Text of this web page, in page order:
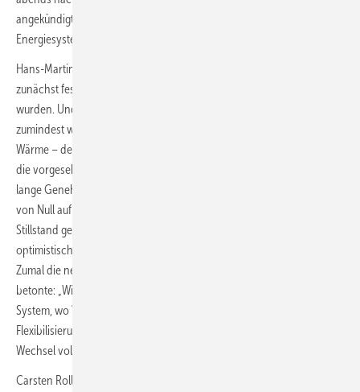
angekündigte Plattform, die die Basis für solch ein integriertes
Energiesystem sein soll, müsse nun laut Peter schnell kommen.
Hans-Martin Henning, Institutsleiter des Fraunhofer ISE, stellte
zunächst fest, dass die Klimaziele der Bundesregierung 2021 verfehlt
wurden. Und dies werde wohl auch 2022 und 2023 der Fall sein –
zumindest würden die Ziele nicht in allen Sektoren erreicht. Stichwort
Wärme – der immer noch schlafende Riese. Er wies darauf hin, dass
die vorgesehenen Instrumente eine Vorlaufzeit hätte. Es gebe etwa
lange Genehmigungsprozesse. Die Regierung kann also nicht gleich
von Null auf 100 kommen, nachdem die alte Regierung 16 Jahre lang
Stillstand gepflegt hatte. Und denn, so Henning: „Ich bin sehr
optimistisch, dass wir mittelfristig unsere Ziele erreichen können.“
Zumal die neue Regierung das Thema extrem ernst nehme. Auch er
betonte: „Wir brauchen einen Paradigmenwechsel – weg von einem
System, wo Verbrauch von Erzeugung gedeckt wird. Hin zu
Flexibilisierung. Wir brauchen ein Strommarktdesign, das diesen
Wechsel vollzielt. Wir brauchen Flexibilisierung auf allen Ebenen.“
Carsten Rolle, Abteilungsleiter Energie- und Klimapolitik im BDI, stellte